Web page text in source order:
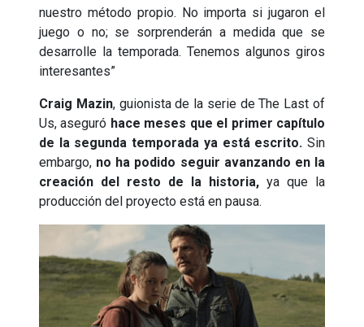
nuestro método propio. No importa si jugaron el
juego o no; se sorprenderán a medida que se
desarrolle la temporada. Tenemos algunos giros
interesantes”
Craig Mazin, guionista de la serie de The Last of
Us, aseguró hace meses que el primer capítulo
de la segunda temporada ya está escrito. Sin
embargo, no ha podido seguir avanzando en la
creación del resto de la historia, ya que la
producción del proyecto está en pausa.